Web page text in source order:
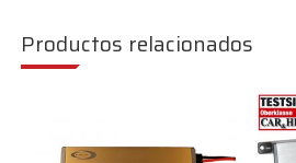
Productos relacionados